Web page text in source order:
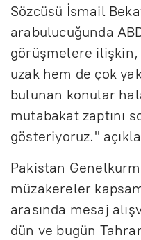
Sözcüsü İsmail
arabulucuğunda
görüşmelere
uzak hem de çok
bulunan konular
mutabakat zaptını
gösteriyoruz."
Pakistan
müzakereler
arasında mesaj
dün ve bugün